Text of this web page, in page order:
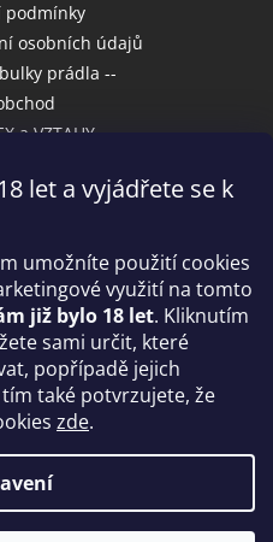
let a vyjádřete se k
umožníte použití cookies
využití na tomto
již bylo 18 let. Kliknutím
sami určit, které
popřípadě jejich
také potvrzujete, že
zde.
podmínky
osobních údajů
prádla --
a VZTAHY
platby